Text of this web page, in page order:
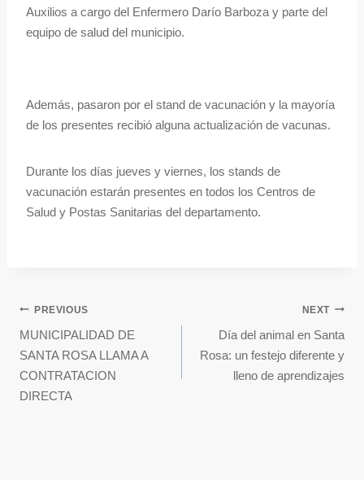
Auxilios a cargo del Enfermero Darío Barboza y parte del
equipo de salud del municipio.
Además, pasaron por el stand de vacunación y la mayoría
de los presentes recibió alguna actualización de vacunas.
Durante los días jueves y viernes, los stands de
vacunación estarán presentes en todos los Centros de
Salud y Postas Sanitarias del departamento.
PREVIOUS
MUNICIPALIDAD DE
SANTA ROSA LLAMA A
CONTRATACION
DIRECTA
NEXT
Día del animal en Santa
Rosa: un festejo diferente y
lleno de aprendizajes